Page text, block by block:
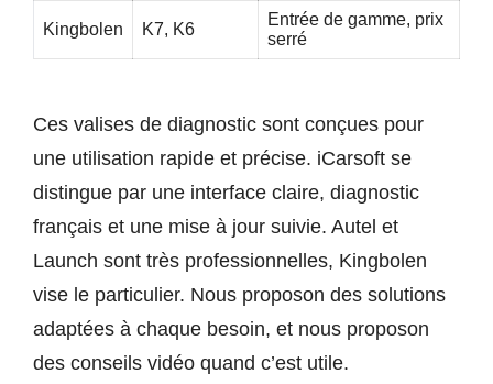
Kingbolen K7, K6
Entrée de gamme, prix
serré
Ces valises de diagnostic sont conçues pour
une utilisation rapide et précise. iCarsoft se
distingue par une interface claire, diagnostic
français et une mise à jour suivie. Autel et
Launch sont très professionnelles, Kingbolen
vise le particulier. Nous proposon des solutions
adaptées à chaque besoin, et nous proposon
des conseils vidéo quand c’est utile.